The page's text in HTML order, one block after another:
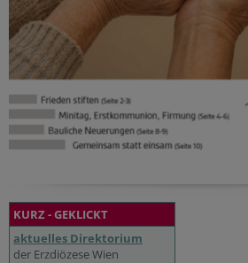
KURZ - GEKLICKT
aktuelles Direktorium
der Erzdiözese Wien